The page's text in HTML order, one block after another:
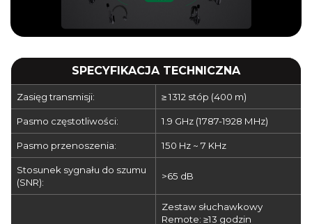
SPECYFIKACJA TECHNICZNA
Zasięg transmisji: ≥ 1312 stóp (400 m)
Pasmo częstotliwości: 1.9 GHz (1787-1928 MHz)
Pasmo przenoszenia: 150 Hz ~ 7 KHz
Stosunek sygnału do szumu
(SNR):
>65 dB
Zestaw słuchawkowy
Remote: ≥13 godzin